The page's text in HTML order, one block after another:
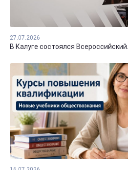
27.07.2026
В Калуге состоялся Всероссийский...